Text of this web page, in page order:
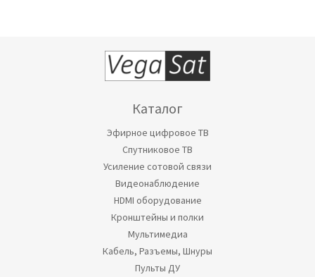
Каталог
Эфирное цифровое ТВ
Спутниковое ТВ
Усиление сотовой связи
Видеонаблюдение
HDMI оборудование
Кронштейны и полки
Мультимедиа
Кабель, Разъемы, Шнуры
Пульты ДУ